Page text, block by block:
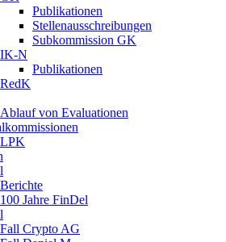
Publikationen
Stellenausschreibungen
Subkommission GK
IK-N
Publikationen
RedK
Ablauf von Evaluationen
LPK
Berichte
100 Jahre FinDel
Fall Crypto AG